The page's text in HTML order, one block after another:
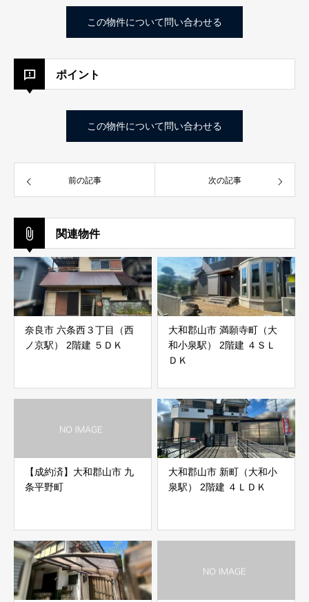
この物件について問い合わせる
ポイント
この物件について問い合わせる
前の記事 次の記事
関連物件
奈良市 六条西３丁目（西
ノ京駅） 2階建 ５ＤＫ
大和郡山市 満願寺町（大
和小泉駅） 2階建 ４ＳＬ
ＤＫ
【成約済】大和郡山市 九
条平野町
大和郡山市 新町（大和小
泉駅） 2階建 ４ＬＤＫ